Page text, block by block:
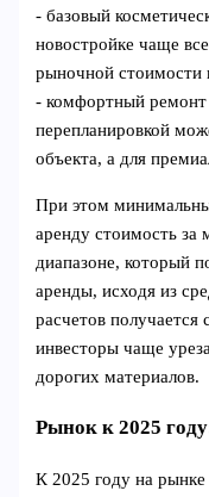
- базовый
новостройке чаще
рыночной стоимости
- комфортный ремонт
перепланировкой
объекта, а для
При этом
аренду стоимость за
диапазоне, который
аренды, исходя из
расчетов
инвесторы чаще
дорогих материалов.
Рынок к 2025
К 2025 году на рынке